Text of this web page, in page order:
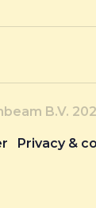
B.V.
Privacy &